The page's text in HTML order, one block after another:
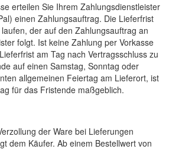
erteilen Sie Ihrem Zahlungsdienstleister
einen Zahlungsauftrag. Die Lieferfrist
der auf den Zahlungsauftrag an
folgt. Ist keine Zahlung per Vorkasse
am Tag nach Vertragsschluss zu
auf einen Samstag, Sonntag oder
allgemeinen Feiertag am Lieferort, ist
für das Fristende maßgeblich.
der Ware bei Lieferungen
dem Käufer. Ab einem Bestellwert von